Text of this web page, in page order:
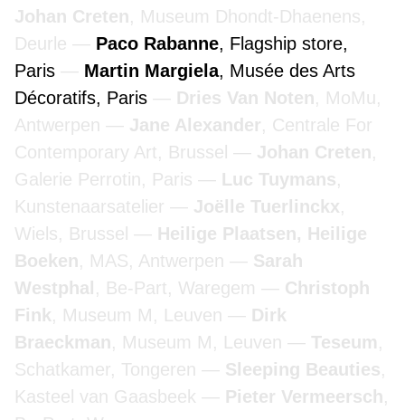
Johan Creten, Museum Dhondt-Dhaenens,
Deurle
Paco Rabanne, Flagship store,
Paris
Martin Margiela, Musée des Arts
Décoratifs, Paris
Dries Van Noten, MoMu,
Antwerpen
Jane Alexander, Centrale For
Contemporary Art, Brussel
Johan Creten,
Galerie Perrotin, Paris
Luc Tuymans,
Kunstenaarsatelier
Joëlle Tuerlinckx,
Wiels, Brussel
Heilige Plaatsen, Heilige
Boeken, MAS, Antwerpen
Sarah
Westphal , Be-Part, Waregem
Christoph
Fink, Museum M, Leuven
Dirk
Braeckman, Museum M, Leuven Teseum,
Schatkamer, Tongeren
Sleeping Beauties,
Kasteel van Gaasbeek
Pieter Vermeersch,